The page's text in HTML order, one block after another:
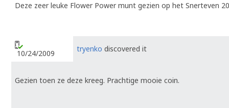
Deze zeer leuke Flower Power munt gezien op het Snerteven
10/24/2009 tryenko discovered it
Gezien toen ze deze kreeg. Prachtige mooie coin.